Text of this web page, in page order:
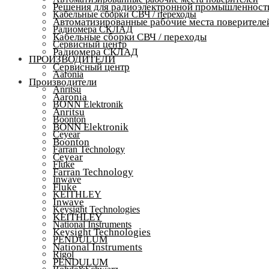
Кабельные сборки СВЧ / переходы
Радиомера СКЛАД
Сервисный центр
ПРОИЗВОДИТЕЛИ
Aaronia
Anritsu
BONN Elektronik
Boonton
Ceyear
Farran Technology
Fluke
Inwave
KEITHLEY
Keysight Technologies
National Instruments
PENDULUM
Rigol
Решения для радиоэлектронной
Автоматизированные рабочие места
Кабельные сборки СВЧ / переходы
Радиомера СКЛАД
Сервисный центр
Производители
Aaronia
Anritsu
BONN Elektronik
Boonton
Ceyear
Farran Technology
Fluke
Inwave
KEITHLEY
Keysight Technologies
National Instruments
PENDULUM